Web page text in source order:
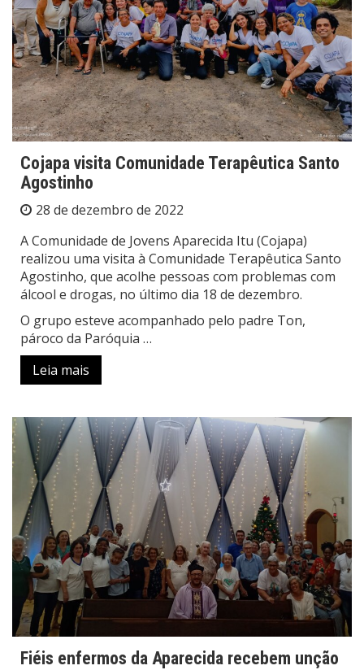
Cojapa visita Comunidade Terapêutica Santo
Agostinho
28 de dezembro de 2022
A Comunidade de Jovens Aparecida Itu (Cojapa)
realizou uma visita à Comunidade Terapêutica Santo
Agostinho, que acolhe pessoas com problemas com
álcool e drogas, no último dia 18 de dezembro.
O grupo esteve acompanhado pelo padre Ton,
pároco da Paróquia …
Leia mais
Fiéis enfermos da Aparecida recebem unção